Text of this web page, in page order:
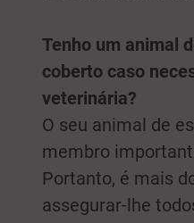
Tenho um animal
coberto caso
veterinária?
O seu animal de
membro
Portanto, é mais
assegurar-lhe